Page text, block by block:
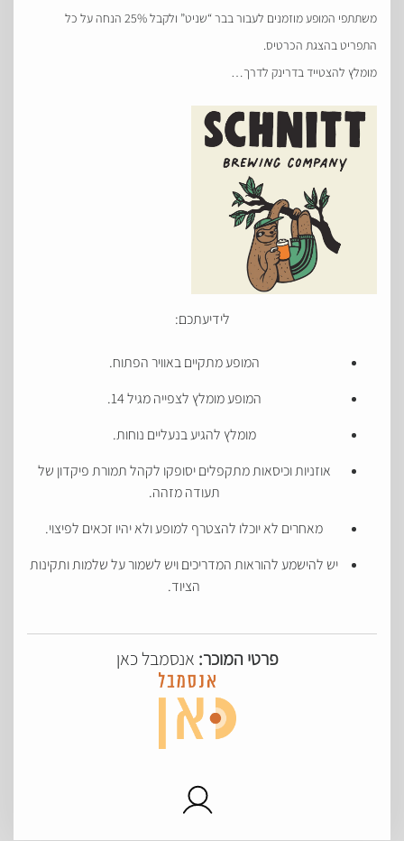
משתתפי המופע מוזמנים לעבור בבר “שניט” ולקבל 25% הנחה על כל
התפריט בהצגת הכרטיס.
מומלץ להצטייד בדרינק לדרך…
לידיעתכם:
המופע מתקיים באוויר הפתוח.
המופע מומלץ לצפייה מגיל 14.
מומלץ להגיע בנעליים נוחות.
אוזניות וכיסאות מתקפלים יסופקו לקהל תמורת פיקדון של
תעודה מזהה.
מאחרים לא יוכלו להצטרף למופע ולא יהיו זכאים לפיצוי.
יש להישמע להוראות המדריכים ויש לשמור על שלמות ותקינות
הציוד.
פרטי המוכר: אנסמבל כאן